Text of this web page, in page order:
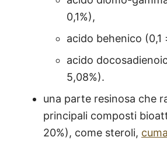
0,1%),
acido behenico (0,1
acido
5,08%).
una parte resinosa che
principali composti
20%), come steroli,